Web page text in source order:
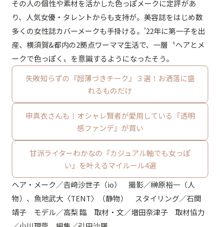
その人の個性や素材を活かした色っぽメークに定評があ
り、人気女優・タレントからも支持が。美容誌をはじめ数
多くの女性誌カバーメークも手掛ける。’22年に第一子を出
産、横須賀&都内の2拠点ワーママ生活で、一層〝ヘアとメ
ークで色っぽく〟を意識するようになったそう。
失敗知らずの『超薄づきチーク』３選！お洒落に盛
れるものだけ
申真衣さんも！オシャレ賢者が愛用している『透明
感ファンデ』が買い
甘派ライターわかなの『カジュアル軸でも女っぽ
い』を叶えるマイルール4選
ヘア・メーク／𠮷﨑沙世子（io） 撮影／榊原裕一（人
物）、魚地武大〈TENT〉（静物） スタイリング／石関
靖子 モデル／高梨 臨 取材・文／増田奈津子 取材協力